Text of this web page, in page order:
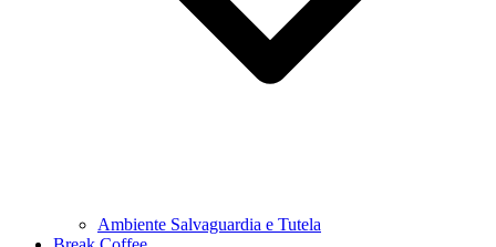
Ambiente Salvaguardia e Tutela